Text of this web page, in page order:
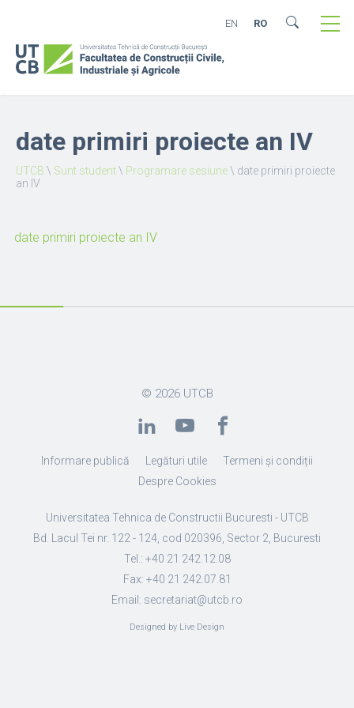
EN RO
date primiri proiecte an IV
UTCB \ Sunt student\ Programare sesiune\ date primiri proiecte
an IV
date primiri proiecte an IV
© 2026 UTCB
Informare publică Legături utile
Termeni și condiții
Despre Cookies
Universitatea Tehnica de Constructii Bucuresti - UTCB
Bd. Lacul Tei nr. 122 - 124, cod 020396, Sector 2, Bucuresti
Tel.: +40 21 242.12.08
Fax: +40 21 242.07.81
Email: secretariat@utcb.ro
Designed by Live Design